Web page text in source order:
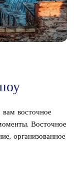
восточное
Восточное
организованное